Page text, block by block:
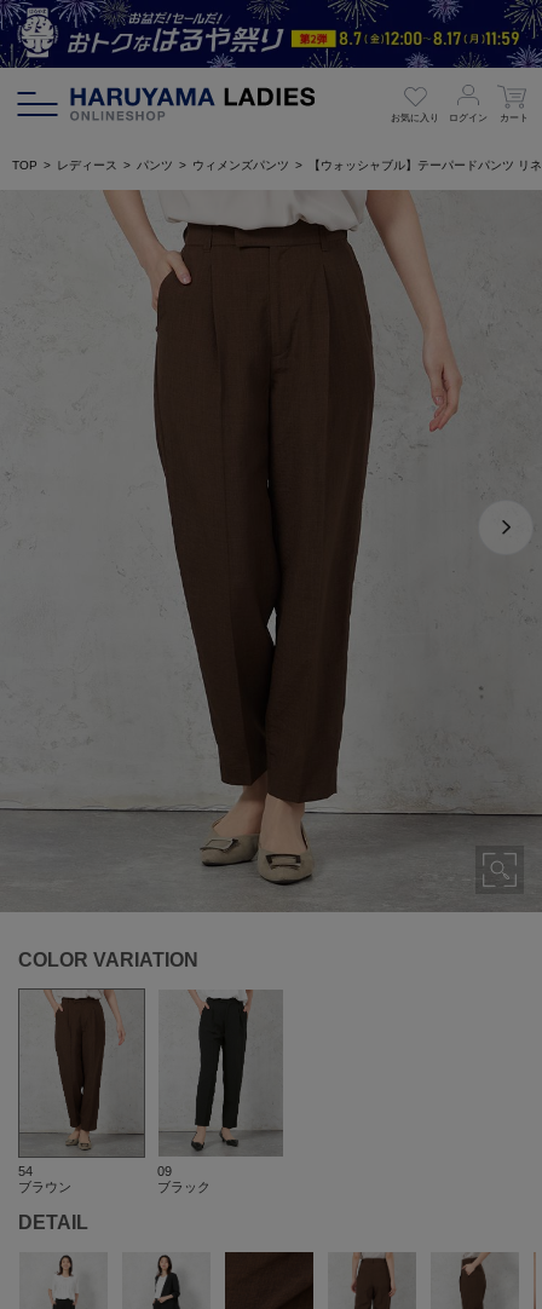
お気に入り ログイン カート
TOP レディース パンツ ウィメンズパンツ 【ウォッシャブル】テーパードパンツ リ
COLOR VARIATION
54
ブラウン
09
ブラック
DETAIL